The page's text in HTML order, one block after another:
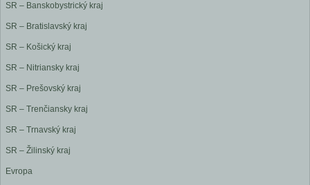
SR – Banskobystrický kraj
SR – Bratislavský kraj
SR – Košický kraj
SR – Nitriansky kraj
SR – Prešovský kraj
SR – Trenčiansky kraj
SR – Trnavský kraj
SR – Žilinský kraj
Evropa